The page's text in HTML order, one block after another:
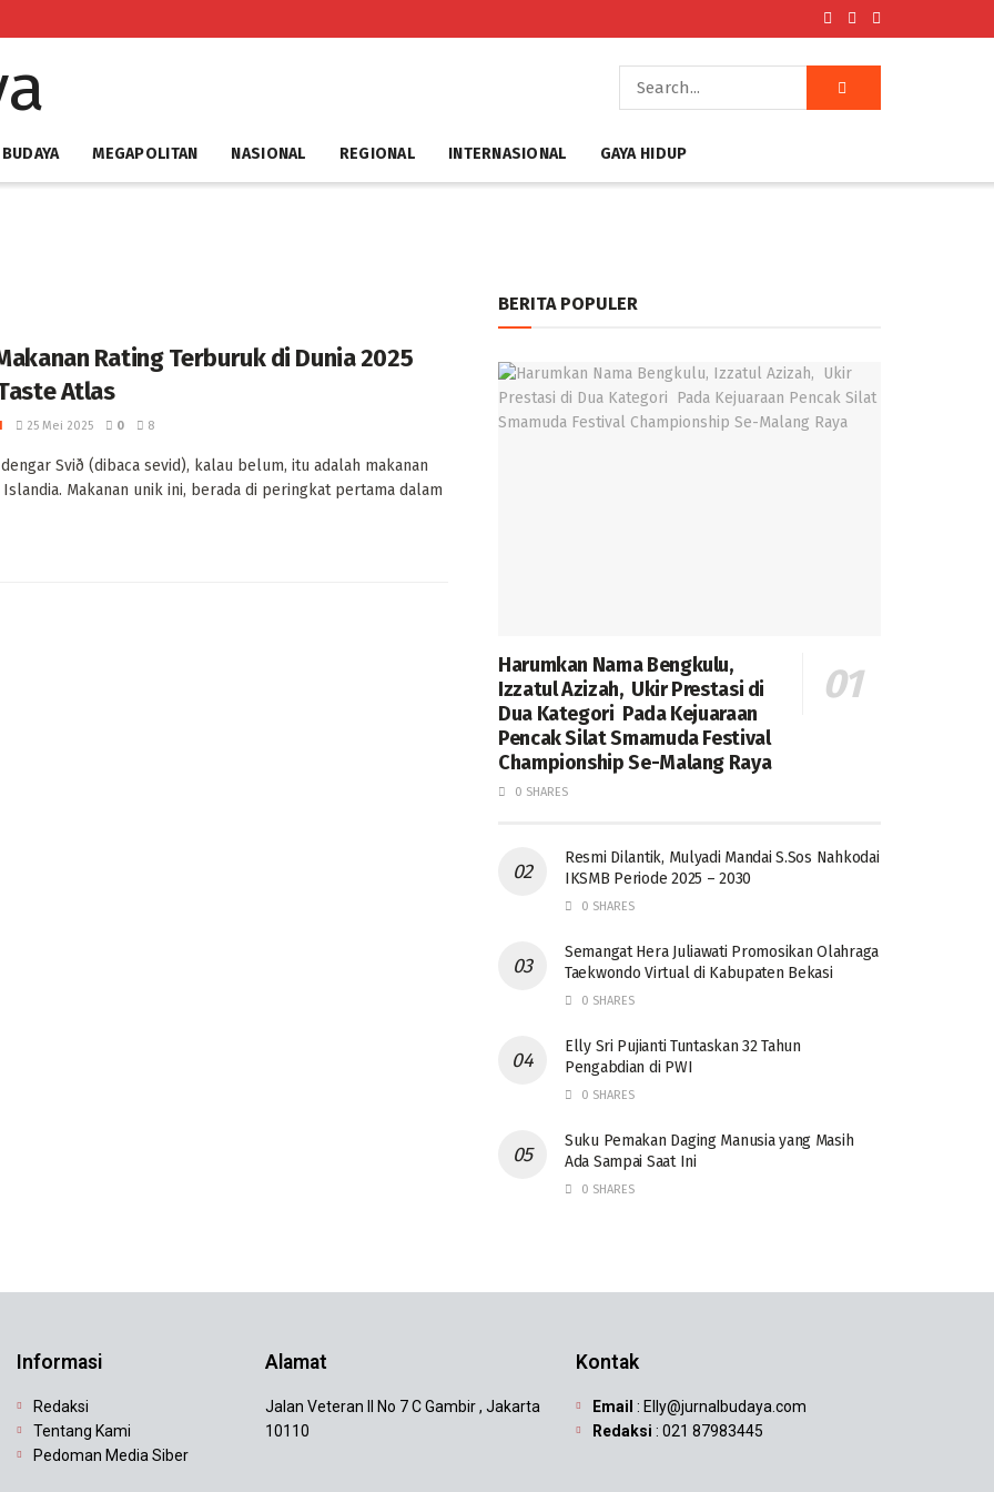
MEGAPOLITAN NASIONAL REGIONAL INTERNASIONAL GAYA HIDUP
Rating Terburuk di Dunia 2025
Atlas
25 Mei 2025 0 8
dengar ‎Svið (dibaca sevid), kalau belum, itu adalah makanan
Makanan unik ini, berada di peringkat pertama dalam
BERITA POPULER
Harumkan Nama Bengkulu,
Izzatul Azizah, Ukir Prestasi di
Dua Kategori Pada Kejuaraan
Pencak Silat Smamuda Festival
Championship Se-Malang Raya
0 SHARES
Resmi Dilantik, Mulyadi Mandai S.Sos Nahkodai
IKSMB Periode 2025 – 2030
0 SHARES
Semangat Hera Juliawati Promosikan Olahraga
Taekwondo Virtual di Kabupaten Bekasi
0 SHARES
Elly Sri Pujianti Tuntaskan 32 Tahun
Pengabdian di PWI
0 SHARES
‎Suku Pemakan Daging Manusia yang Masih
Ada Sampai Saat Ini
0 SHARES
Informasi
Redaksi
Tentang Kami
Pedoman Media Siber
Alamat
Jalan Veteran II No 7 C Gambir , Jakarta
10110
Kontak
Email : Elly@jurnalbudaya.com
Redaksi : 021 87983445